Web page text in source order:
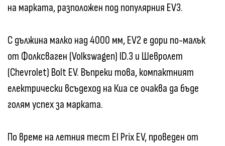
на марката, разположен под популярния EV3.
С дължина малко над 4000 мм, EV2 е дори по-малък
от Фолксваген (Volkswagen) ID.3 и Шевролет
(Chevrolet) Bolt EV. Въпреки това, компактният
електрически всъдеход на Киа се очаква да бъде
голям успех за марката.
По време на летния тест El Prix EV, проведен от